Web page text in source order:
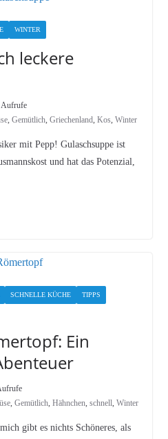
WINTER
leckere
Aufrufe
, Gemütlich, Griechenland, Kos, Winter
mit Pepp! Gulaschsuppe ist
und hat das Potenzial,
SCHNELLE KÜCHE TIPPS
Ein
, Gemütlich, Hähnchen, schnell, Winter
gibt es nichts Schöneres, als